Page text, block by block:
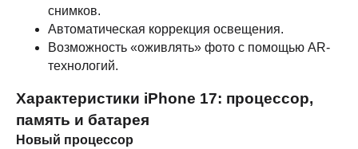
снимков.
Автоматическая коррекция освещения.
Возможность «оживлять» фото с помощью AR-
технологий.
Характеристики iPhone 17: процессор,
память и батарея
Новый процессор